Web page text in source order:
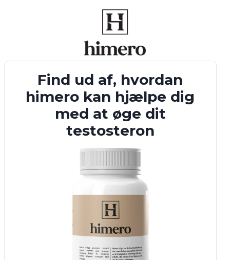
Find ud af, hvordan
himero kan hjælpe dig
med at øge dit
testosteron